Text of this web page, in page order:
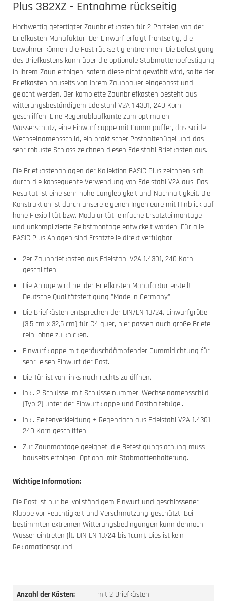
Plus 382XZ - Entnahme rückseitig
Hochwertig gefertigter Zaunbriefkasten für 2 Parteien von der
Briefkasten Manufaktur. Der Einwurf erfolgt frontseitig, die
Bewohner können die Post rückseitig entnehmen. Die Befestigung
des Briefkastens kann über die optionale Stabmattenbefestigung
in Ihrem Zaun erfolgen, sofern diese nicht gewählt wird, sollte der
Briefkasten bauseits von Ihrem Zaunbauer eingepasst und
gelocht werden. Der komplette Zaunbriefkasten besteht aus
witterungsbeständigem Edelstahl V2A 1.4301, 240 Korn
geschliffen. Eine Regenablaufkante zum optimalen
Wasserschutz, eine Einwurfklappe mit Gummipuffer, das solide
Wechselnamensschild, ein praktischer Posthaltebügel und das
sehr robuste Schloss zeichnen diesen Edelstahl Briefkasten aus.
Die Briefkastenanlagen der Kollektion BASIC Plus zeichnen sich
durch die konsequente Verwendung von Edelstahl V2A aus. Das
Resultat ist eine sehr hohe Langlebigkeit und Nachhaltigkeit. Die
Konstruktion ist durch unsere eigenen Ingenieure mit Hinblick auf
hohe Flexibilität bzw. Modularität, einfache Ersatzteilmontage
und unkomplizierte Selbstmontage entwickelt worden. Für alle
BASIC Plus Anlagen sind Ersatzteile direkt verfügbar.
2er Zaunbriefkasten aus Edelstahl V2A 1.4301, 240 Korn
geschliffen.
Die Anlage wird bei der Briefkasten Manufaktur erstellt.
Deutsche Qualitätsfertigung "Made in Germany".
Die Briefkästen entsprechen der DIN/EN 13724. Einwurfgröße
(3,5 cm x 32,5 cm) für C4 quer, hier passen auch große Briefe
rein, ohne zu knicken.
Einwurfklappe mit geräuschdämpfender Gummidichtung für
sehr leisen Einwurf der Post.
Die Tür ist von links nach rechts zu öffnen.
Inkl. 2 Schlüssel mit Schlüsselnummer, Wechselnamensschild
(Typ 2) unter der Einwurfklappe und Posthaltebügel.
Inkl. Seitenverkleidung + Regendach aus Edelstahl V2A 1.4301,
240 Korn geschliffen.
Zur Zaunmontage geeignet, die Befestigungslochung muss
bauseits erfolgen. Optional mit Stabmattenhalterung.
Wichtige Information:
Die Post ist nur bei vollständigem Einwurf und geschlossener
Klappe vor Feuchtigkeit und Verschmutzung geschützt. Bei
bestimmten extremen Witterungsbedingungen kann dennoch
Wasser eintreten (lt. DIN EN 13724 bis 1ccm). Dies ist kein
Reklamationsgrund.
Anzahl der Kästen: mit 2 Briefkästen